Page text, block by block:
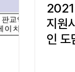
2021
지원
인 도